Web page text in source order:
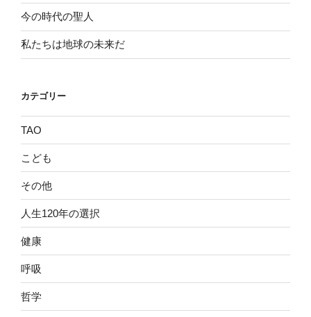
今の時代の聖人
私たちは地球の未来だ
カテゴリー
TAO
こども
その他
人生120年の選択
健康
呼吸
哲学